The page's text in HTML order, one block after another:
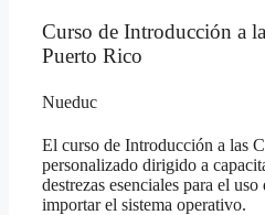
Curso de Introducción a
Puerto Rico
Nueduc
El curso de Introducción a las
personalizado dirigido a
destrezas esenciales para el
importar el sistema operativo.